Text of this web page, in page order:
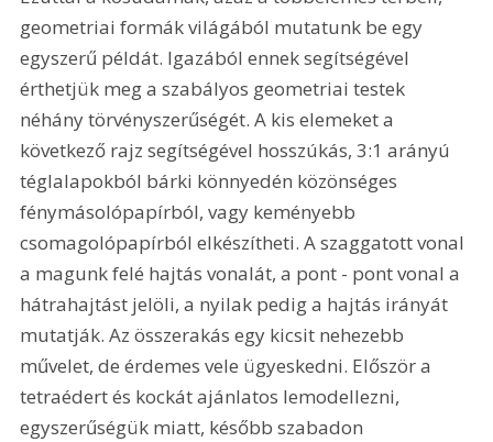
geometriai formák világából mutatunk be egy
egyszerű példát. Igazából ennek segítségével
érthetjük meg a szabályos geometriai testek
néhány törvényszerűségét. A kis elemeket a
következő rajz segítségével hosszúkás, 3:1 arányú
téglalapokból bárki könnyedén közönséges
fénymásolópapírból, vagy keményebb
csomagolópapírból elkészítheti. A szaggatott vonal
a magunk felé hajtás vonalát, a pont - pont vonal a
hátrahajtást jelöli, a nyilak pedig a hajtás irányát
mutatják. Az összerakás egy kicsit nehezebb
művelet, de érdemes vele ügyeskedni. Először a
tetraédert és kockát ajánlatos lemodellezni,
egyszerűségük miatt, később szabadon